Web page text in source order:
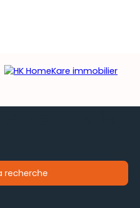
Gestion locative
recherche